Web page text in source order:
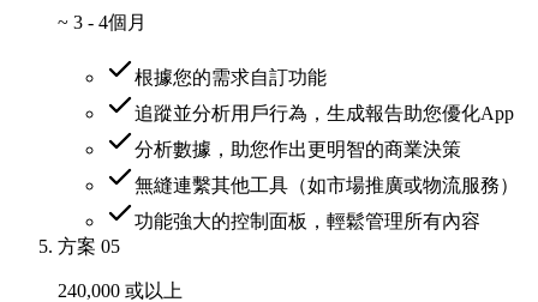
~ 3 - 4個月
根據您的需求自訂功能
追蹤並分析用戶行為，生成報告助您優化App
分析數據，助您作出更明智的商業決策
無縫連繫其他工具（如市場推廣或物流服務）
功能強大的控制面板，輕鬆管理所有內容
方案 05
240,000 或以上